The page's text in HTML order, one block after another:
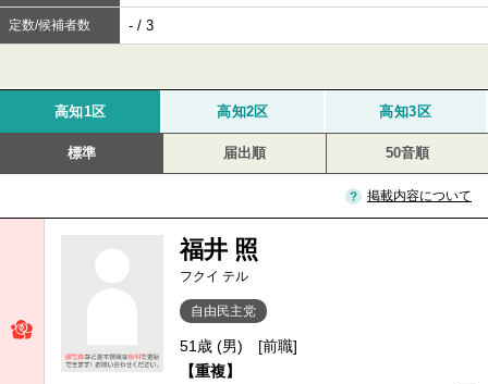
定数/候補者数 - / 3
高知1区 高知2区 高知3区
標準 届出順 50音順
掲載内容について
福井 照
フクイ テル
自由民主党
51歳 (男)
[前職]
【重複】